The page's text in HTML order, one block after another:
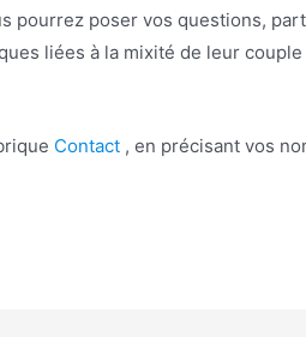
pourrez poser vos questions,
liées à la mixité de leur
Contact , en précisant vos